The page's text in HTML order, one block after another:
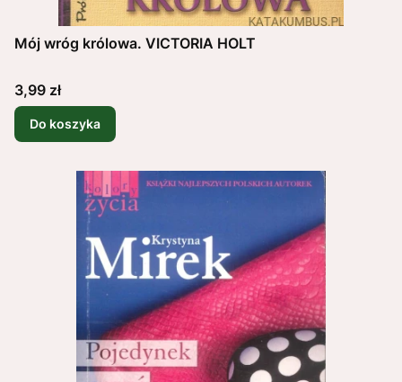
Mój wróg królowa. VICTORIA HOLT
Cena
3,99 zł
Do koszyka